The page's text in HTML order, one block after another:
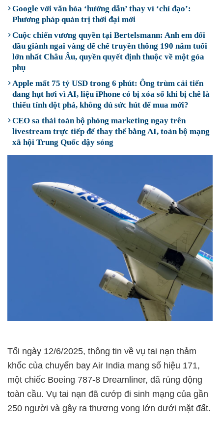
Google với văn hóa ‘hướng dẫn’ thay vì ‘chỉ đạo’:
Phương pháp quản trị thời đại mới
Cuộc chiến vương quyền tại Bertelsmann: Anh em đối
đầu giành ngai vàng đế chế truyền thông 190 năm tuổi
lớn nhất Châu Âu, quyền quyết định thuộc về một góa
phụ
Apple mất 75 tỷ USD trong 6 phút: Ông trùm cải tiến
đang hụt hơi vì AI, liệu iPhone có bị xóa sổ khi bị chê là
thiếu tính đột phá, không đủ sức hút để mua mới?
CEO sa thải toàn bộ phòng marketing ngay trên
livestream trực tiếp để thay thế bằng AI, toàn bộ mạng
xã hội Trung Quốc dậy sóng
Tối ngày 12/6/2025, thông tin về vụ tai nạn thảm
khốc của chuyến bay Air India mang số hiệu 171,
một chiếc Boeing 787-8 Dreamliner, đã rúng động
toàn cầu. Vụ tai nạn đã cướp đi sinh mạng của gần
250 người và gây ra thương vong lớn dưới mặt đất.